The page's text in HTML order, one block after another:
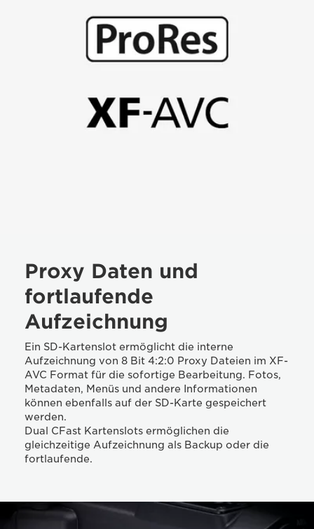
Proxy Daten und
fortlaufende
Aufzeichnung
Ein SD-Kartenslot ermöglicht die interne
Aufzeichnung von 8 Bit 4:2:0 Proxy Dateien im XF-
AVC Format für die sofortige Bearbeitung. Fotos,
Metadaten, Menüs und andere Informationen
können ebenfalls auf der SD-Karte gespeichert
werden.
Dual CFast Kartenslots ermöglichen die
gleichzeitige Aufzeichnung als Backup oder die
fortlaufende.